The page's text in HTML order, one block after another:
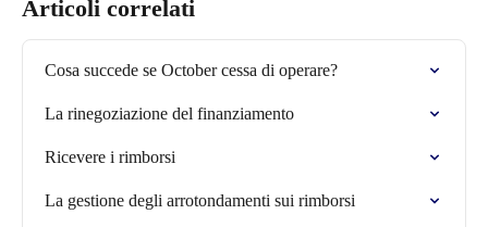
Articoli correlati
Cosa succede se October cessa di operare?
La rinegoziazione del finanziamento
Ricevere i rimborsi
La gestione degli arrotondamenti sui rimborsi